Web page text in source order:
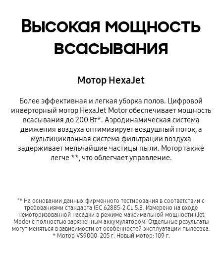
Высокая мощность
всасывания
Мотор HexaJet
Более эффективная и легкая уборка полов. Цифровой
инверторный мотор HexaJet Motor обеспечивает мощность
всасывания до 200 Вт*. Аэродинамическая система
движения воздуха оптимизирует воздушный поток, а
мультициклонная система фильтрации воздуха
задерживает мельчайшие частицы пыли. Мотор также
легче **, что облегчает управление.
"* На основании данных фирменного тестирования в соответствии с
требованиями стандарта IEC 62885-2 CL.5.8. Измерено на входе
немоторизованной насадки в режиме максимальной мощности (Jet
Mode) с полностью заряженным аккумулятором. Отдельные результаты
могут меняться в зависимости от особенностей эксплуатации пылесоса.
* Мотор VS9000: 205 г. Новый мотор: 109 г.